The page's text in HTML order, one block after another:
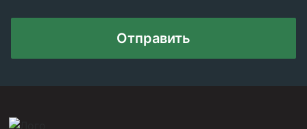
Отправить